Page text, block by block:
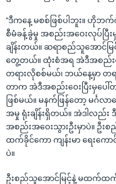
“ဒီကနေ့ မစစ်ဖြစ်ပါဘူး။ ဟိုဘ
စီမံခန့်ခွဲမှု အစည်းအဝေးလုပ်ပြီ
ချိန်းတယ်။ ဆရာစည်သူအောင်
တွေ့တယ်။ ထုံးစံအရ အဲဒီအစည်းဝ
တရားလိုစစ်မယ်၊ ဘယ်နေ့မှာ
တာက အဲဒီအစည်းဝေးပြီးမှပေ
ဖြစ်မယ်။ မနက်ဖြန်တော့ မင်္ဂလ
အမှု ရုံးချိန်းရှိတယ်။ အဲဒါလည်း
အစည်းအဝေးသွားဦးမှာပဲ။ ဦ
ထက်ခိုင်ကော ကျန်းမာ ရေးကောင်
ပဲ။
ဦးစည်သူအောင်မြင့်နဲ့ မထက်